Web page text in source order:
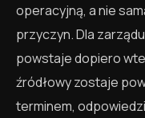
operacyjną, a nie
przyczyn. Dla
powstaje dopiero
źródłowy zostaje
terminem,